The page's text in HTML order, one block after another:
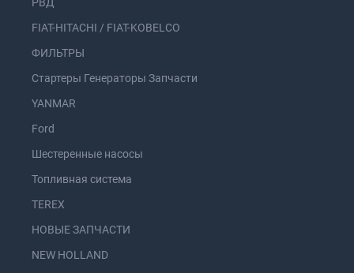
FIAT-HITACHI / FIAT-KOBELCO
ФИЛЬТРЫ
Стартеры Генераторы Запчасти
YANMAR
Ford
Шестеренные насосы
Топливная система
TEREX
НОВЫЕ ЗАПЧАСТИ
NEW HOLLAND